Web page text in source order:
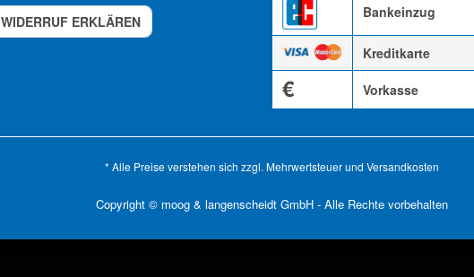
WIDERRUF ERKLÄREN
Bankeinzug
Kreditkarte
€ Vorkasse
* Alle Preise verstehen sich zzgl. Mehrwertsteuer und Versandkosten
Copyright © moog & langenscheidt GmbH - Alle Rechte vorbehalten